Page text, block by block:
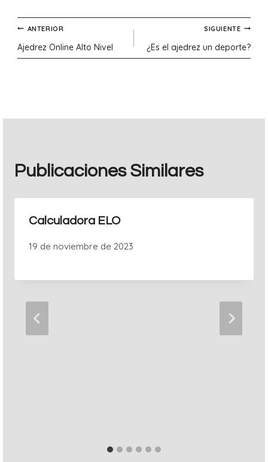
Navegación
de
ANTERIOR
Ajedrez Online Alto Nivel
SIGUIENTE
¿Es el ajedrez un deporte?
Publicaciones Similares
Calculadora ELO
19 de noviembre de 2023